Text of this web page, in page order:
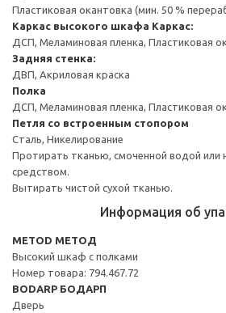
Пластиковая окантовка (мин. 50 %
Каркас высокого шкафа Каркас:
ДСП, Меламиновая пленка, Пластиковая
Задняя стенка:
ДВП, Акриловая краска
Полка
ДСП, Меламиновая пленка, Пластиковая
Петля со встроенным стопором
Сталь, Никелирование
Протирать тканью, смоченной водой
средством.
Вытирать чистой сухой тканью.
Информация об
METOD МЕТОД
Высокий шкаф с полками
Номер товара: 794.467.72
BODARP БОДАРП
Дверь